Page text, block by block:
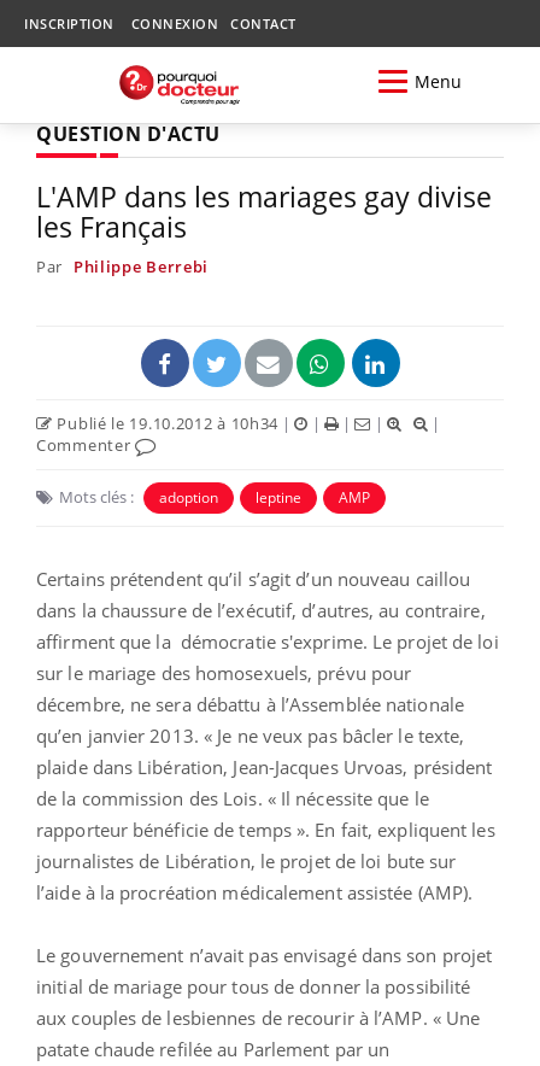
INSCRIPTION CONNEXION CONTACT
Menu
QUESTION D'ACTU
L'AMP dans les mariages gay divise
les Français
Par Philippe Berrebi
Publié le 19.10.2012 à 10h34 | | | |
|
Commenter
Mots clés : adoption leptine AMP
Certains prétendent qu’il s’agit d’un nouveau caillou
dans la chaussure de l’exécutif, d’autres, au contraire,
affirment que la démocratie s'exprime. Le projet de loi
sur le mariage des homosexuels, prévu pour
décembre, ne sera débattu à l’Assemblée nationale
qu’en janvier 2013. « Je ne veux pas bâcler le texte,
plaide dans Libération, Jean-Jacques Urvoas, président
de la commission des Lois. « Il nécessite que le
rapporteur bénéficie de temps ». En fait, expliquent les
journalistes de Libération, le projet de loi bute sur
l’aide à la procréation médicalement assistée (AMP).
Le gouvernement n’avait pas envisagé dans son projet
initial de mariage pour tous de donner la possibilité
aux couples de lesbiennes de recourir à l’AMP. « Une
patate chaude refilée au Parlement par un